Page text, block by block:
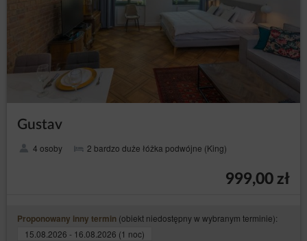
Gustav
4 osoby 2 bardzo duże łóżka podwójne (King)
999,00 zł
Proponowany inny termin (obiekt niedostępny w wybranym terminie):
15.08.2026 - 16.08.2026 (1 noc)